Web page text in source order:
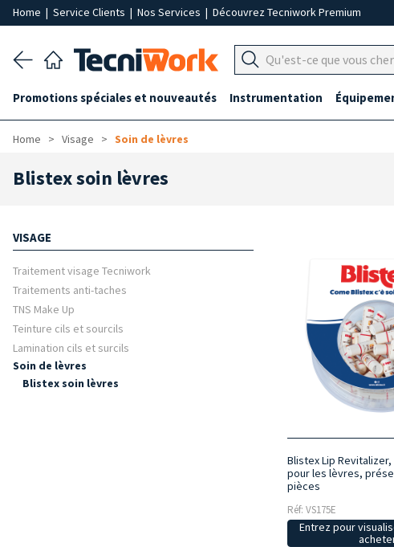
Home | Service Clients | Nos Services | Découvrez Tecniwork Premium
Promotions spéciales et nouveautés Instrumentation
Home Visage Soin de lèvres
Blistex soin lèvres
VISAGE
Traitement visage Tecniwork
Traitements anti-taches
TNS Make Up
Teinture cils et sourcils
Lamination cils et surcils
Soin de lèvres
Blistex soin lèvres
Blistex Lip
pour les lèvres,
pièces
Réf: VS175E
Entrez pour